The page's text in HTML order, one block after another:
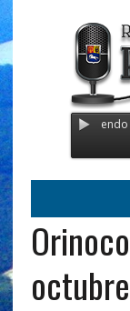
- Transmitiendo